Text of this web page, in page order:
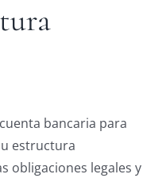
bancaria para
estructura
obligaciones legales y